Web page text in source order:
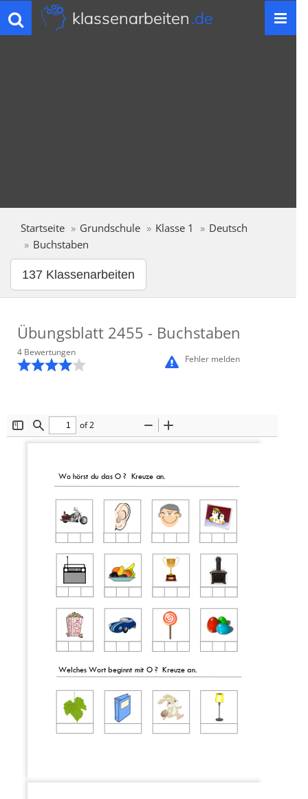
Toggle
navigation
klassenarbeiten.de
Startseite Grundschule Klasse 1
Deutsch
Buchstaben
137 Klassenarbeiten
Übungsblatt 2455 - Buchstaben
Fehler melden
4 Bewertungen
Toggle
Sidebar
Find
of 2
Zoom
Out
In
Wo hörst du das O ? Kreuze an.
0
Welches Wort beginnt mit O ? Kreuze an.